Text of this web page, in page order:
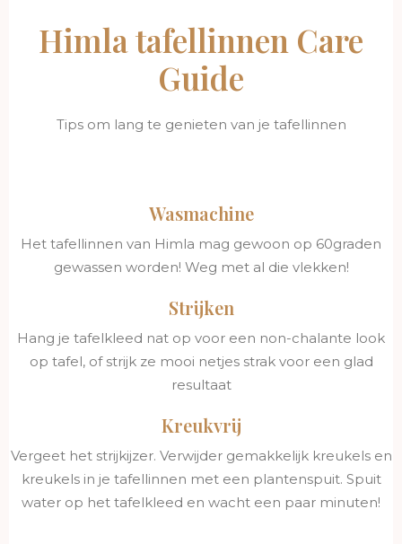
Himla tafellinnen Care
Guide
Tips om lang te genieten van je tafellinnen
Wasmachine
Het tafellinnen van Himla mag gewoon op 60graden
gewassen worden! Weg met al die vlekken!
Strijken
Hang je tafelkleed nat op voor een non-chalante look
op tafel, of strijk ze mooi netjes strak voor een glad
resultaat
Kreukvrij
Vergeet het strijkijzer. Verwijder gemakkelijk kreukels en
kreukels in je tafellinnen met een plantenspuit. Spuit
water op het tafelkleed en wacht een paar minuten!